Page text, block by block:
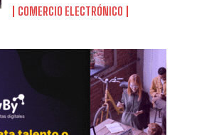
COMERCIO ELECTRÓNICO